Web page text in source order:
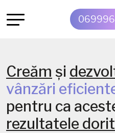
Creăm și
vânzări
pentru ca
rezultatele